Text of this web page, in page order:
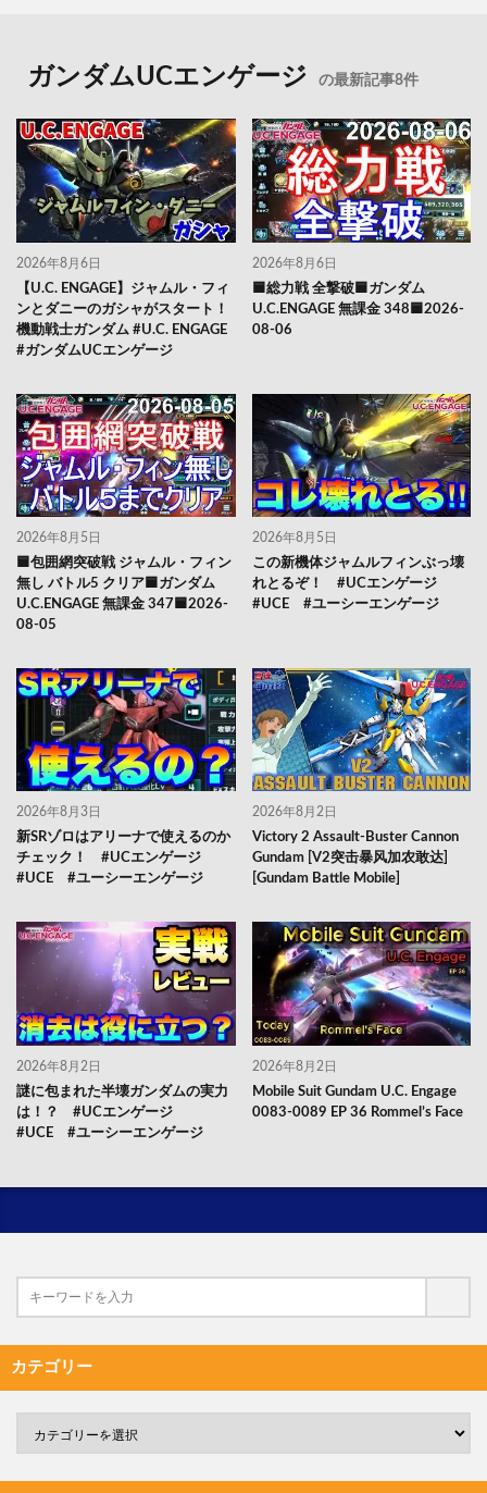
ガンダムUCエンゲージ の最新記事8件
2026年8月6日
【U.C. ENGAGE】ジャムル・フィ
ンとダニーのガシャがスタート！
機動戦士ガンダム #U.C. ENGAGE
#ガンダムUCエンゲージ
2026年8月6日
🟦総力戦 全撃破🟦ガンダム
U.C.ENGAGE 無課金 348🟦2026-
08-06
2026年8月5日
🟦包囲網突破戦 ジャムル・フィン
無し バトル5 クリア🟦ガンダム
U.C.ENGAGE 無課金 347🟦2026-
08-05
2026年8月5日
この新機体ジャムルフィンぶっ壊
れとるぞ！ #UCエンゲージ
#UCE #ユーシーエンゲージ
2026年8月3日
新SRゾロはアリーナで使えるのか
チェック！ #UCエンゲージ
#UCE #ユーシーエンゲージ
2026年8月2日
Victory 2 Assault-Buster Cannon
Gundam [V2突击暴风加农敢达]
[Gundam Battle Mobile]
2026年8月2日
謎に包まれた半壊ガンダムの実力
は！？ #UCエンゲージ
#UCE #ユーシーエンゲージ
2026年8月2日
Mobile Suit Gundam U.C. Engage
0083-0089 EP 36 Rommel’s Face
カテゴリー